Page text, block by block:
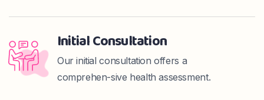
Initial Consultation
Our initial consultation offers a
comprehen-sive health assessment.